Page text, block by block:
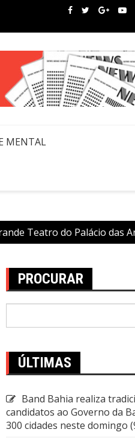
Nobre assina lista de
MENTAL
Teatro do Palácio das
PROCURAR
ÚLTIMAS
Band Bahia realiza
candidatos ao Governo da
300 cidades neste domingo